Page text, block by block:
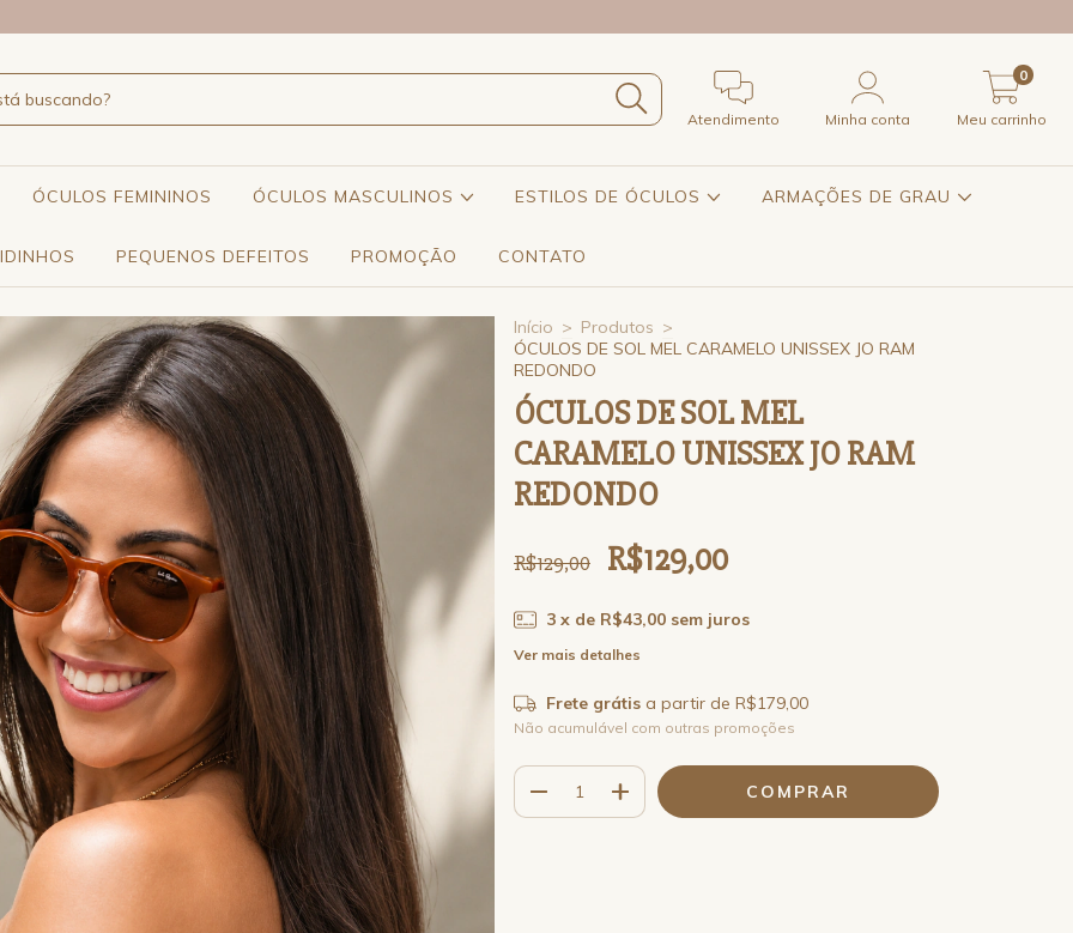
Atendimento Minha conta Meu carrinho
0
ÓCULOS FEMININOS ÓCULOS MASCULINOS ESTILOS DE ÓCULOS ARMAÇÕES DE GRAU
PEQUENOS DEFEITOS PROMOÇÃO CONTATO
Início > Produtos >
ÓCULOS DE SOL MEL CARAMELO UNISSEX JO RAM
REDONDO
ÓCULOS DE SOL MEL
CARAMELO UNISSEX JO RAM
REDONDO
R$129,00 R$129,00
3 x de R$43,00 sem juros
Ver mais detalhes
Frete grátis a partir de R$179,00
Não acumulável com outras promoções